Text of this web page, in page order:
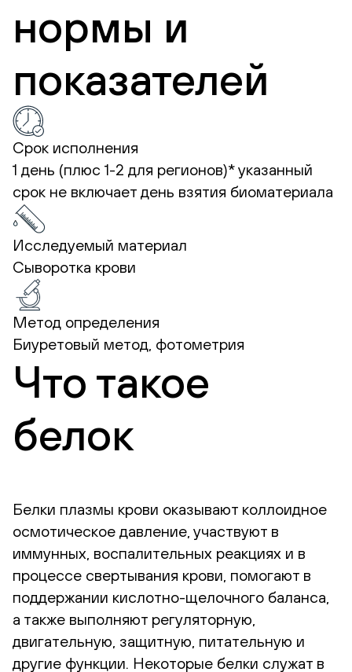
нормы и
показателей
Срок исполнения
1 день (плюс 1-2 для регионов)*указанный
срок не включает день взятия биоматериала
Исследуемый материал
Сыворотка крови
Метод определения
Биуретовый метод, фотометрия
Что такое
белок
Белки плазмы крови оказывают коллоидное
осмотическое давление, участвуют в
иммунных, воспалительных реакциях и в
процессе свертывания крови, помогают в
поддержании кислотно-щелочного баланса,
а также выполняют регуляторную,
двигательную, защитную, питательную и
другие функции. Некоторые белки служат в